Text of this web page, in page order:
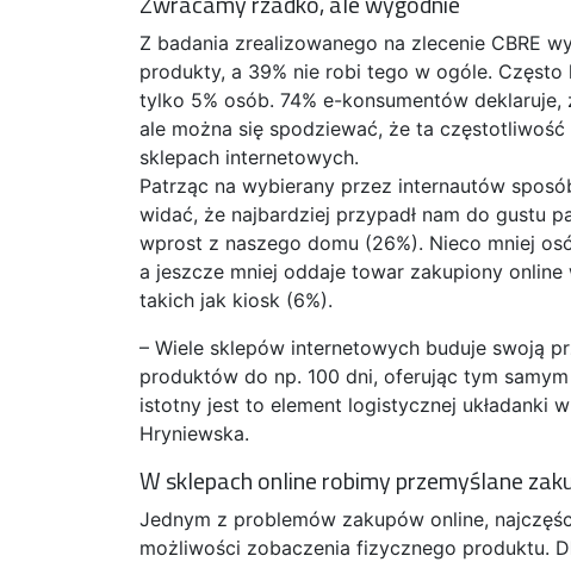
Z badania zrealizowanego na zlecenie CBRE
produkty, a 39% nie robi tego w ogóle.
tylko 5% osób. 74% e-konsumentów
ale można się spodziewać, że ta
sklepach internetowych.
Patrząc na wybierany przez internautów
widać, że najbardziej przypadł nam do gustu
wprost z naszego domu (26%). Nieco mniej
a jeszcze mniej oddaje towar zakupiony
takich jak kiosk (6%).
– Wiele sklepów internetowych buduje swoją
produktów do np. 100 dni, oferując tym
istotny jest to element logistycznej układanki
Hryniewska.
W sklepach online robimy przemyślane
Jednym z problemów zakupów online,
możliwości zobaczenia fizycznego produktu.